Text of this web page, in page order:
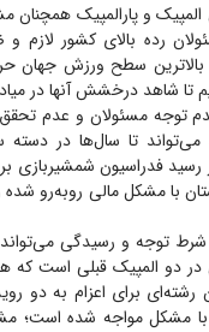
و پارالمپیک همچنان
رده بالای کشور
سطح ورزش جهان
تا شاهد درخشش آنها در
توجه مسئولان و عدم
تا سال‌ها در دسته
فدراسیون شمشیربازی
با مشکل مالی روبه‌رو
توجه و رسیدگی
دو المپیک قبلی است که
برای اعزام به دو
با مشکل مواجه شده